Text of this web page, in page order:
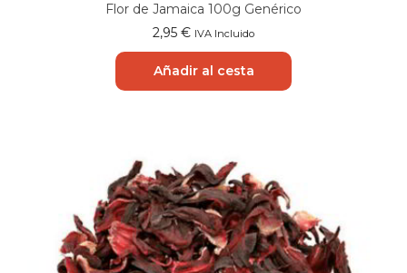
Flor de Jamaica 100g Genérico
2,95 € IVA Incluido
Añadir al cesta